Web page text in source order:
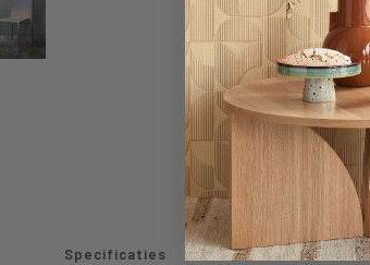
Specificaties